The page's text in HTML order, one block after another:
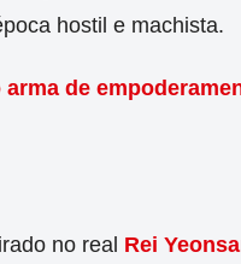
hostil e machista.
de
no real Rei